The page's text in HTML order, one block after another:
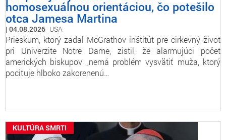
homosexuálnou orientáciou, čo potešilo
otca Jamesa Martina
04.08.2026 USA
Prieskum, ktorý zadal McGrathov inštitút pre cirkevný život
pri Univerzite Notre Dame, zistil, že alarmujúci počet
amerických biskupov „nemá problém vysvätiť muža, ktorý
pociťuje hlboko zakorenenú…
KULTÚRA SMRTI